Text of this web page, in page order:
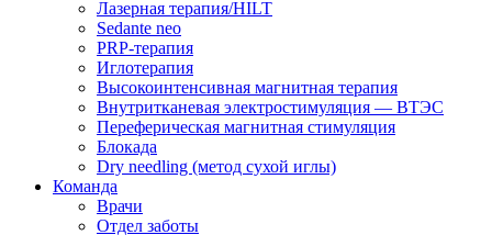
Лазерная терапия/HILT
Sedante neo
PRP-терапия
Иглотерапия
Высокоинтенсивная магнитная терапия
Внутритканевая электростимуляция — ВТЭС
Переферическая магнитная стимуляция
Блокада
Dry needling (метод сухой иглы)
Команда
Врачи
Отдел заботы